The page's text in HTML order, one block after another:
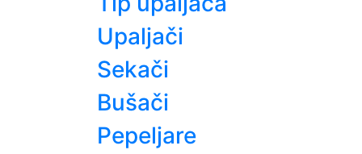
Upaljači
Sekači
Bušači
Pepeljare